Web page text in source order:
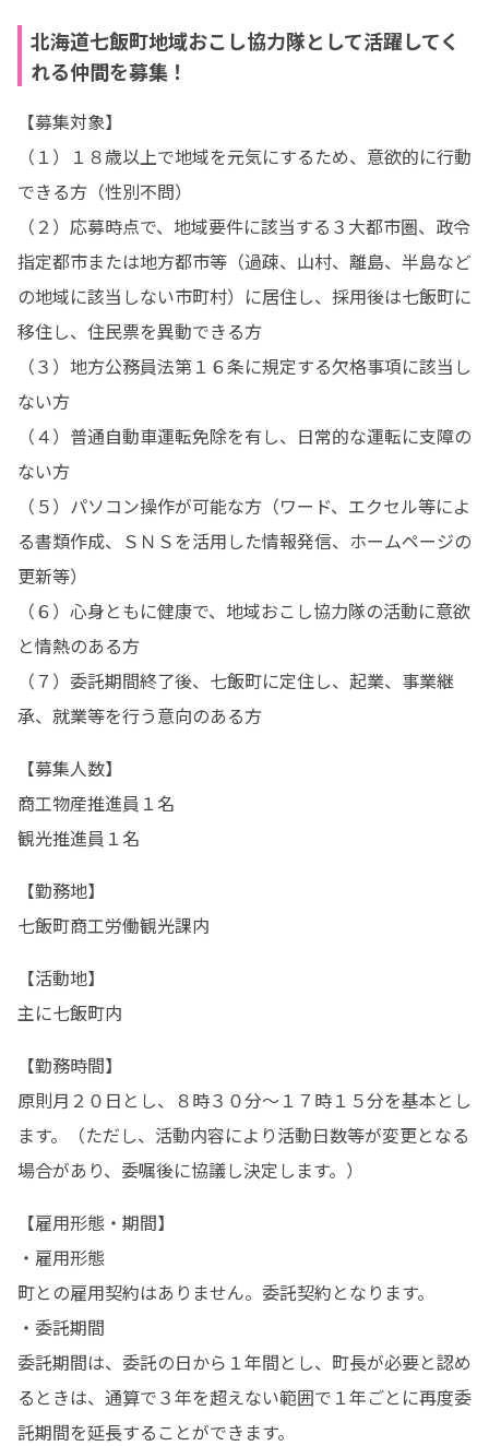
北海道七飯町地域おこし協力隊として活躍してく
れる仲間を募集！
【募集対象】
（１）１８歳以上で地域を元気にするため、意欲的に行動
できる方（性別不問）
（２）応募時点で、地域要件に該当する３大都市圏、政令
指定都市または地方都市等（過疎、山村、離島、半島など
の地域に該当しない市町村）に居住し、採用後は七飯町に
移住し、住民票を異動できる方
（３）地方公務員法第１６条に規定する欠格事項に該当し
ない方
（４）普通自動車運転免除を有し、日常的な運転に支障の
ない方
（５）パソコン操作が可能な方（ワード、エクセル等によ
る書類作成、ＳＮＳを活用した情報発信、ホームページの
更新等）
（６）心身ともに健康で、地域おこし協力隊の活動に意欲
と情熱のある方
（７）委託期間終了後、七飯町に定住し、起業、事業継
承、就業等を行う意向のある方
【募集人数】
商工物産推進員１名
観光推進員１名
【勤務地】
七飯町商工労働観光課内
【活動地】
主に七飯町内
【勤務時間】
原則月２０日とし、８時３０分～１７時１５分を基本とし
ます。（ただし、活動内容により活動日数等が変更となる
場合があり、委嘱後に協議し決定します。）
【雇用形態・期間】
・雇用形態
町との雇用契約はありません。委託契約となります。
・委託期間
委託期間は、委託の日から１年間とし、町長が必要と認め
るときは、通算で３年を超えない範囲で１年ごとに再度委
託期間を延長することができます。